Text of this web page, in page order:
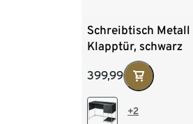
Schreibtisch Metall
Klapptür, schwarz
399,99
+2